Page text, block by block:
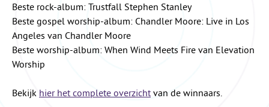
Beste rock-album: Trustfall Stephen Stanley
Beste gospel worship-album: Chandler Moore: Live in Los
Angeles van Chandler Moore
Beste worship-album: When Wind Meets Fire van Elevation
Worship
Bekijk hier het complete overzicht van de winnaars.